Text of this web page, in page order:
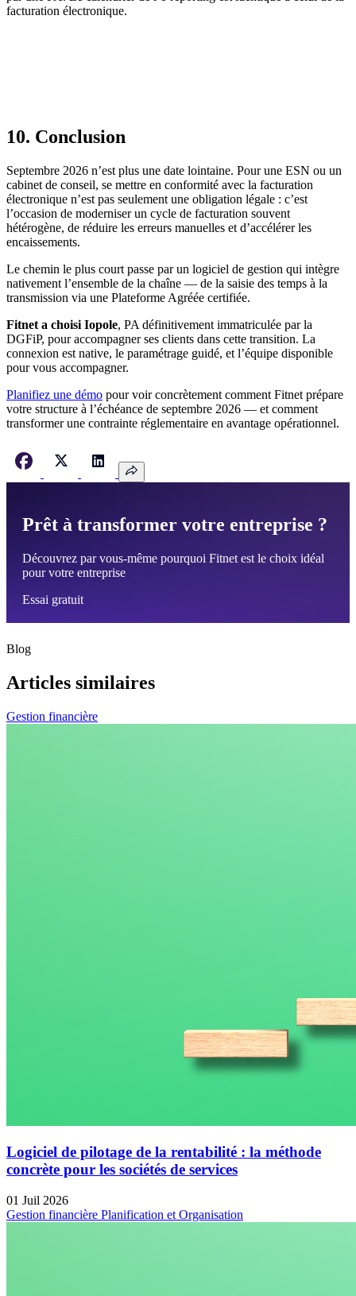
facturation électronique.
10. Conclusion
Septembre 2026 n’est plus une date lointaine. Pour une ESN ou un
cabinet de conseil, se mettre en conformité avec la facturation
électronique n’est pas seulement une obligation légale : c’est
l’occasion de moderniser un cycle de facturation souvent
hétérogène, de réduire les erreurs manuelles et d’accélérer les
encaissements.
Le chemin le plus court passe par un logiciel de gestion qui intègre
nativement l’ensemble de la chaîne — de la saisie des temps à la
transmission via une Plateforme Agréée certifiée.
Fitnet a choisi Iopole, PA définitivement immatriculée par la
DGFiP, pour accompagner ses clients dans cette transition. La
connexion est native, le paramétrage guidé, et l’équipe disponible
pour vous accompagner.
Planifiez une démo pour voir concrètement comment Fitnet prépare
votre structure à l’échéance de septembre 2026 — et comment
transformer une contrainte réglementaire en avantage opérationnel.
Prêt à transformer votre entreprise ?
Découvrez par vous-même pourquoi Fitnet est le choix idéal
pour votre entreprise
Essai gratuit
Blog
Articles similaires
Gestion financière
Logiciel de pilotage de la rentabilité : la méthode
concrète pour les sociétés de services
01 Juil 2026
Gestion financière Planification et Organisation